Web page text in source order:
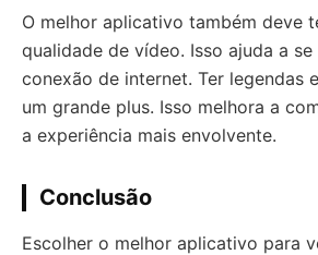
O melhor aplicativo também deve
qualidade de vídeo. Isso ajuda a se
conexão de internet. Ter legendas
um grande plus. Isso melhora a
a experiência mais envolvente.
Conclusão
Escolher o melhor aplicativo para